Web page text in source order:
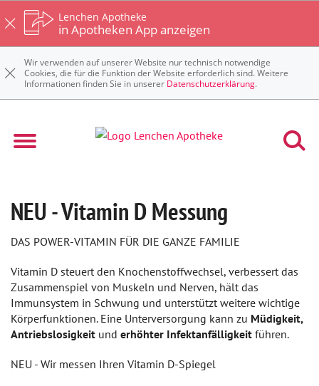
Lenchen Apotheke
in Apotheken App anzeigen
Wir verwenden auf unserer Website nur technisch notwendige
Cookies, die für die Funktion der Website erforderlich sind. Weitere
Informationen finden Sie in unserer Datenschutzerklärung.
NEU - Vitamin D Messung
DAS POWER-VITAMIN FÜR DIE GANZE FAMILIE
Vitamin D steuert den Knochenstoffwechsel, verbessert das
Zusammenspiel von Muskeln und Nerven, hält das
Immunsystem in Schwung und unterstützt weitere wichtige
Körperfunktionen. Eine Unterversorgung kann zu Müdigkeit,
Antriebslosigkeit und erhöhter Infektanfälligkeit führen.
NEU - Wir messen Ihren Vitamin D-Spiegel